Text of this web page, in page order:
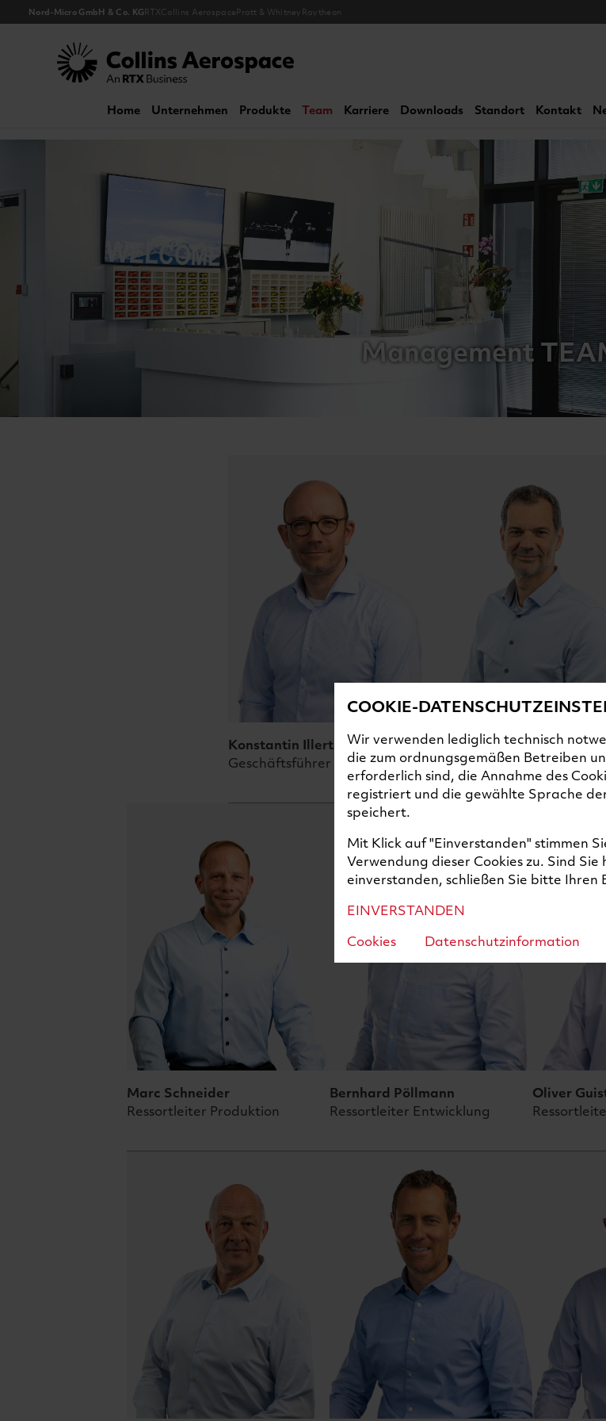
Collins Aerospace
Home Unternehmen Produkte Team Karriere Downloads Standort Kontakt
Nord-Micro GmbH & Co. KGRTXCollins AerospacePratt & Whitney Raytheon
Management
Konstantin Illert
Geschäftsführer
FlorianMeinel
Geschäftsführer
Marc Schneider
Ressortleiter Produktion
Bernhard Pöllmann
Ressortleiter Entwicklung
Oliver
COOKIE-
Wir verwenden lediglich technisch
die zum ordnungsgemäßen Betreiben
erforderlich sind, die Annahme des
registriert und die gewählte Sprache
speichert.
Mit Klick auf "Einverstanden" stimmen
Verwendung dieser Cookies zu. Sind
einverstanden, schließen Sie bitte Ihren
EINVERSTANDEN
Cookies
Datenschutzinformation